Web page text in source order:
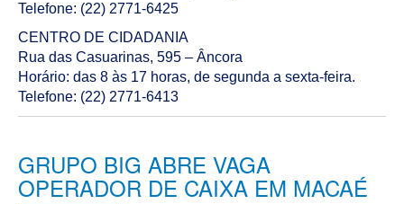
Telefone: (22) 2771-6425
CENTRO DE CIDADANIA
Rua das Casuarinas, 595 – Âncora
Horário: das 8 às 17 horas, de segunda a sexta-feira.
Telefone: (22) 2771-6413
GRUPO BIG ABRE VAGA
OPERADOR DE CAIXA EM MACAÉ